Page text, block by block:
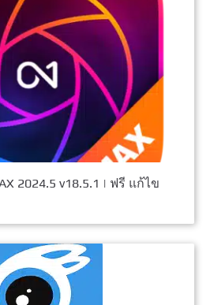
2024.5 v18.5.1 | ฟรี แก้ไข